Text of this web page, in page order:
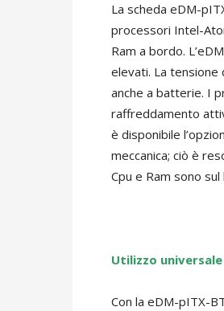
La scheda eDM-
processori Intel-
Ram a bordo.
elevati. La tensione
anche a batterie. I
raffreddamento
è disponibile
meccanica; ciò è
Cpu e Ram sono
Utilizzo universale
Con la eDM-pITX-